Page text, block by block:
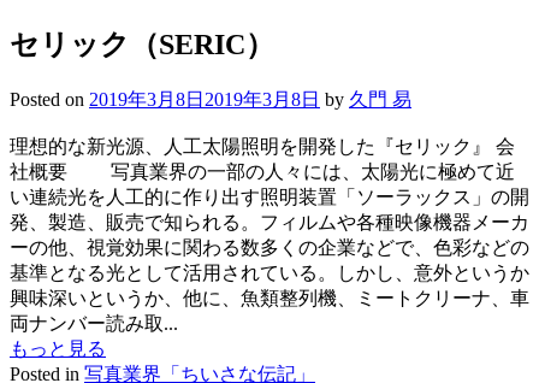
セリック（SERIC）
Posted on 2019年3月8日 2019年3月8日 by 久門 易
理想的な新光源、人工太陽照明を開発した『セリック』 会
社概要 写真業界の一部の人々には、太陽光に極めて近
い連続光を人工的に作り出す照明装置「ソーラックス」の開
発、製造、販売で知られる。フィルムや各種映像機器メーカ
ーの他、視覚効果に関わる数多くの企業などで、色彩などの
基準となる光として活用されている。しかし、意外というか
興味深いというか、他に、魚類整列機、ミートクリーナ、車
両ナンバー読み取...
もっと見る
Posted in 写真業界「ちいさな伝記」